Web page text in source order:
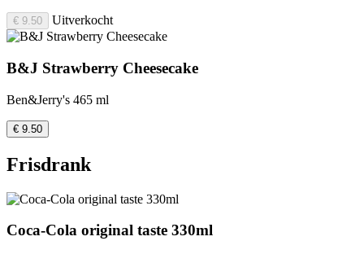
€ 9.50 Uitverkocht
B&J Strawberry Cheesecake
Ben&Jerry's 465 ml
€ 9.50
Frisdrank
Coca-Cola original taste 330ml